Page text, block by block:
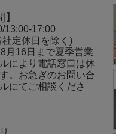
13:00-17:00
社定休日を除く)
月16日まで夏季営業
により電話窓口は休
。お急ぎのお問い合
にてご相談くださ